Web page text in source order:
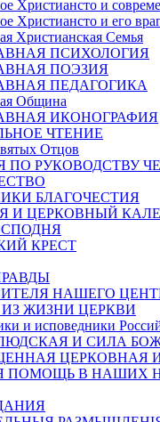
Христиансто и
Христиансто и его
Христианская Семья
ПСИХОЛОГИЯ
ПОЭЗИЯ
ПЕДАГОГИКА
Община
ИКОНОГРАФИЯ
ЧТЕНИЕ
Отцов
ПО РУКОВОДСТВУ
БЛАГОЧЕСТИЯ
И ЦЕРКОВНЫЙ
КРЕСТ
НАШЕГО
ЖИЗНИ ЦЕРКВИ
и исповедники
И СИЛА
ЦЕРКОВНАЯ
ПОМОЩЬ В НАШИХ